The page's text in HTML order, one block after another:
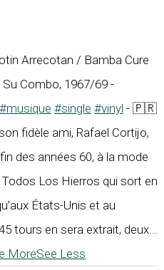
Arrecotan / Bamba Cure
Combo, 1967/69 -
#musique #single #vinyl - 🇵🇷
fidèle ami, Rafael Cortijo,
des années 60, à la mode
Los Hierros qui sort en
États-Unis et au
tours en sera extrait, deux...
MoreSee Less